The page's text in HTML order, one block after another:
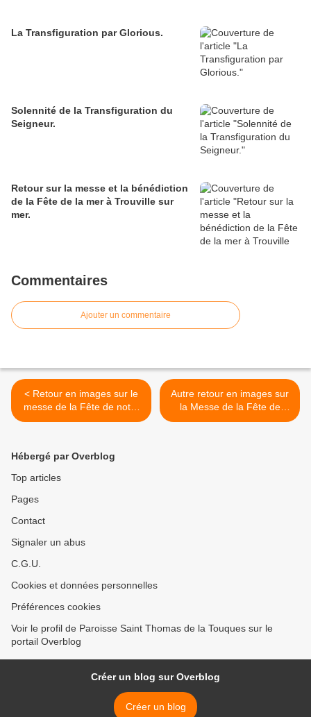
La Transfiguration par Glorious.
Solennité de la Transfiguration du
Seigneur.
Retour sur la messe et la bénédiction
de la Fête de la mer à Trouville sur
mer.
Commentaires
Ajouter un commentaire
< Retour en images sur le
messe de la Fête de notre
Communauté locale
Autre retour en images sur
la Messe de la Fête de
notre Communauté locale.
Hébergé par Overblog
Top articles
Pages
Contact
Signaler un abus
C.G.U.
Cookies et données personnelles
Préférences cookies
Voir le profil de Paroisse Saint Thomas de la Touques sur le
portail Overblog
Créer un blog sur Overblog
Créer un blog